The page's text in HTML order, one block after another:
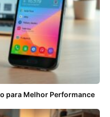
para Melhor Performance